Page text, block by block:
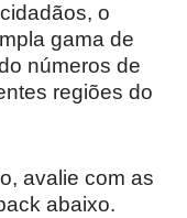
o
gama de
números de
regiões do
avalie com as
abaixo.